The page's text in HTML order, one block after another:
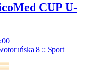
CUP U-
8 :: Sport